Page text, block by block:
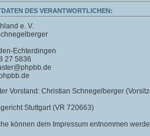
DES VERANTWORTLICHEN:
e. V.
Echterdingen
27 5836
Vorstand: Christian Schnegelberger
Stuttgart (VR 720663)
können dem Impressum entnommen